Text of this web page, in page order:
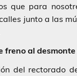
que para
junto a las
freno al
del rectorado